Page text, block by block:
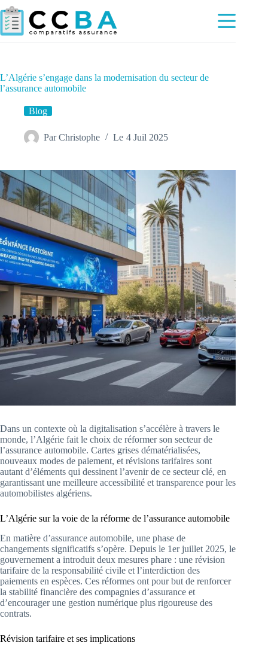
Passer
au
contenu
L’Algérie s’engage dans la modernisation du secteur de
l’assurance automobile
Blog
Par Christophe Le 4 Juil 2025
Dans un contexte où la digitalisation s’accélère à travers le
monde, l’Algérie fait le choix de réformer son secteur de
l’assurance automobile. Cartes grises dématérialisées,
nouveaux modes de paiement, et révisions tarifaires sont
autant d’éléments qui dessinent l’avenir de ce secteur clé, en
garantissant une meilleure accessibilité et transparence pour les
automobilistes algériens.
L’Algérie sur la voie de la réforme de l’assurance automobile
En matière d’assurance automobile, une phase de
changements significatifs s’opère. Depuis le 1er juillet 2025, le
gouvernement a introduit deux mesures phare : une révision
tarifaire de la responsabilité civile et l’interdiction des
paiements en espèces. Ces réformes ont pour but de renforcer
la stabilité financière des compagnies d’assurance et
d’encourager une gestion numérique plus rigoureuse des
contrats.
Révision tarifaire et ses implications